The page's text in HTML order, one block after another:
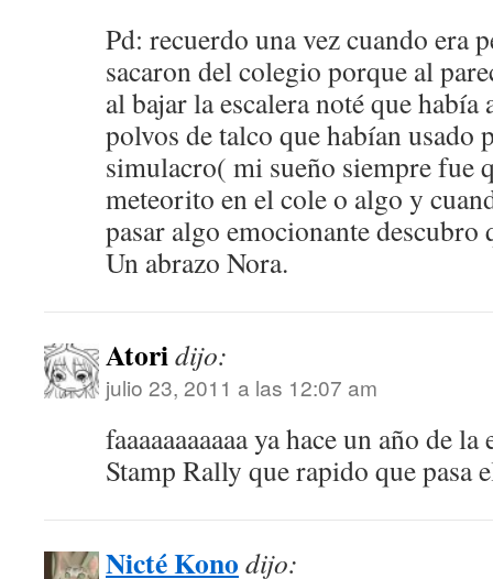
Pd: recuerdo una vez cuando era
sacaron del colegio porque al
al bajar la escalera noté que había
polvos de talco que habían usado
simulacro( mi sueño siempre fue
meteorito en el cole o algo y
pasar algo emocionante descubro
Un abrazo Nora.
Atoridijo:
julio 23, 2011 a las 12:07 am
faaaaaaaaaaa ya hace un año de
Stamp Rally que rapido que pasa
Nicté Kono dijo: